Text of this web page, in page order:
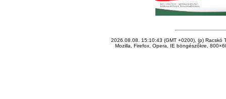
2026.08.08. 15:10:43 (GMT +0200), (p) Racskó
Mozilla, Firefox, Opera, IE böngészőkre,